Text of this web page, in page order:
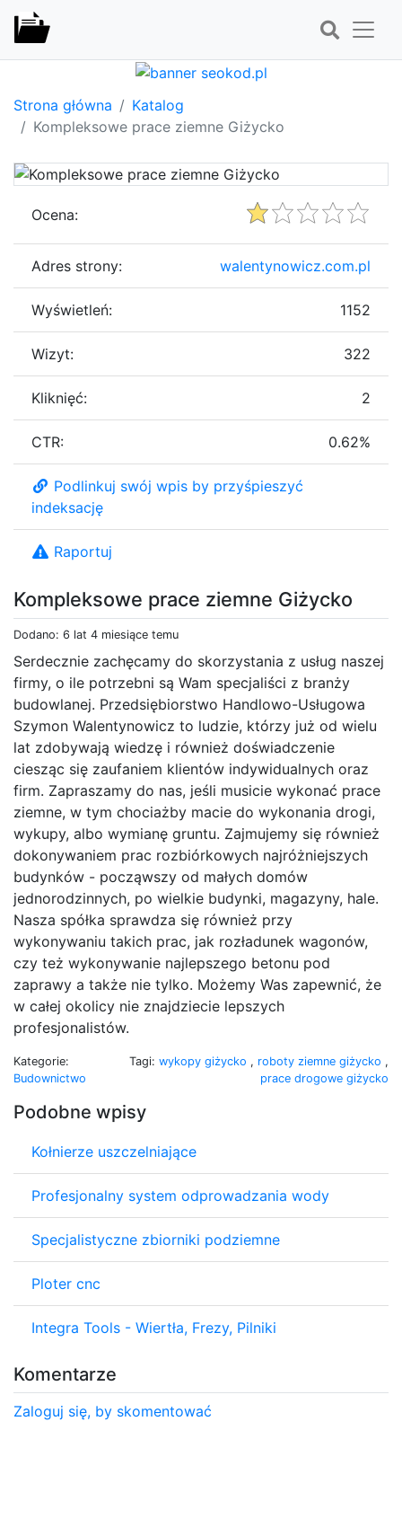
Strona główna
Katalog
Kompleksowe prace ziemne Giżycko
Kompleksowe prace ziemne Giżycko
Dodano: 6 lat 4 miesiące temu
Serdecznie zachęcamy do skorzystania z usług naszej
firmy, o ile potrzebni są Wam specjaliści z branży
budowlanej. Przedsiębiorstwo Handlowo-Usługowa
Szymon Walentynowicz to ludzie, którzy już od wielu
lat zdobywają wiedzę i również doświadczenie
ciesząc się zaufaniem klientów indywidualnych oraz
firm. Zapraszamy do nas, jeśli musicie wykonać prace
ziemne, w tym chociażby macie do wykonania drogi,
wykupy, albo wymianę gruntu. Zajmujemy się również
dokonywaniem prac rozbiórkowych najróżniejszych
budynków - począwszy od małych domów
jednorodzinnych, po wielkie budynki, magazyny, hale.
Nasza spółka sprawdza się również przy
wykonywaniu takich prac, jak rozładunek wagonów,
czy też wykonywanie najlepszego betonu pod
zaprawy a także nie tylko. Możemy Was zapewnić, że
w całej okolicy nie znajdziecie lepszych
profesjonalistów.
Kategorie:
Budownictwo
Tagi: wykopy giżycko , roboty ziemne giżycko ,
prace drogowe giżycko
Podobne wpisy
Kołnierze uszczelniające
Profesjonalny system odprowadzania wody
Specjalistyczne zbiorniki podziemne
Ploter cnc
Integra Tools - Wiertła, Frezy, Pilniki
Komentarze
Zaloguj się, by skomentować
Ocena:
Adres strony: walentynowicz.com.pl
Wyświetleń: 1152
Wizyt: 322
Kliknięć: 2
CTR: 0.62%
Podlinkuj swój wpis by przyśpieszyć
indeksację
Raportuj